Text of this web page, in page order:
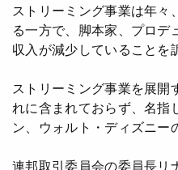
ストリーミング事業は年々
る一方で、脚本家、プロ
収入が減少していることを
ストリーミング事業を展開
れに含まれておらず、名
ン、ウォルト・ディズニー
連邦取引委員会の委員長リ